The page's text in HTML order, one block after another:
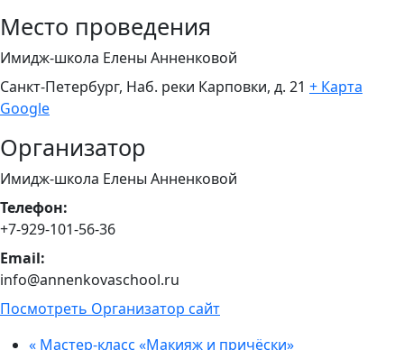
Место проведения
Имидж-школа Елены Анненковой
Санкт-Петербург, Наб. реки Карповки, д. 21 + Карта
Google
Организатор
Имидж-школа Елены Анненковой
Телефон:
+7-929-101-56-36
Email:
info@annenkovaschool.ru
Посмотреть Организатор сайт
« Мастер-класс «Макияж и причёски»